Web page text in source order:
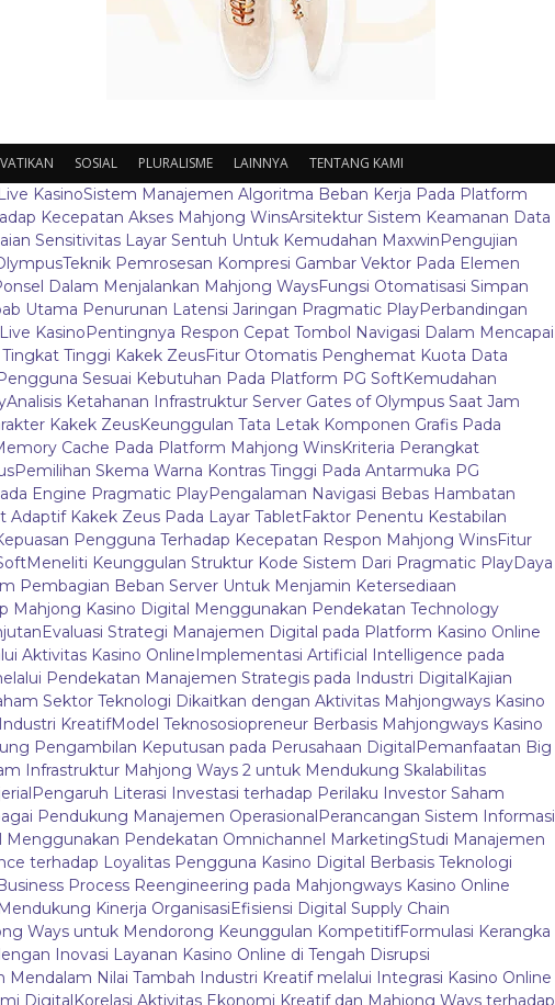
VATIKAN SOSIAL PLURALISME LAINNYA TENTANG KAMI
KasinoSistem Manajemen Algoritma Beban Kerja Pada Platform
Kecepatan Akses Mahjong WinsArsitektur Sistem Keamanan Data
Sensitivitas Layar Sentuh Untuk Kemudahan MaxwinPengujian
Teknik Pemrosesan Kompresi Gambar Vektor Pada Elemen
Dalam Menjalankan Mahjong WaysFungsi Otomatisasi Simpan
Utama Penurunan Latensi Jaringan Pragmatic PlayPerbandingan
KasinoPentingnya Respon Cepat Tombol Navigasi Dalam Mencapai
Tinggi Kakek ZeusFitur Otomatis Penghemat Kuota Data
Sesuai Kebutuhan Pada Platform PG SoftKemudahan
Analisis Ketahanan Infrastruktur Server Gates of Olympus Saat Jam
Kakek ZeusKeunggulan Tata Letak Komponen Grafis Pada
Cache Pada Platform Mahjong WinsKriteria Perangkat
Pemilihan Skema Warna Kontras Tinggi Pada Antarmuka PG
Engine Pragmatic PlayPengalaman Navigasi Bebas Hambatan
Adaptif Kakek Zeus Pada Layar TabletFaktor Penentu Kestabilan
Pengguna Terhadap Kecepatan Respon Mahjong WinsFitur
Meneliti Keunggulan Struktur Kode Sistem Dari Pragmatic PlayDaya
Pembagian Beban Server Untuk Menjamin Ketersediaan
Mahjong Kasino Digital Menggunakan Pendekatan Technology
Evaluasi Strategi Manajemen Digital pada Platform Kasino Online
Aktivitas Kasino OnlineImplementasi Artificial Intelligence pada
Pendekatan Manajemen Strategis pada Industri DigitalKajian
Sektor Teknologi Dikaitkan dengan Aktivitas Mahjongways Kasino
KreatifModel Teknososiopreneur Berbasis Mahjongways Kasino
Pengambilan Keputusan pada Perusahaan DigitalPemanfaatan Big
Infrastruktur Mahjong Ways 2 untuk Mendukung Skalabilitas
Pengaruh Literasi Investasi terhadap Perilaku Investor Saham
Pendukung Manajemen OperasionalPerancangan Sistem Informasi
Menggunakan Pendekatan Omnichannel MarketingStudi Manajemen
terhadap Loyalitas Pengguna Kasino Digital Berbasis Teknologi
Process Reengineering pada Mahjongways Kasino Online
Kinerja OrganisasiEfisiensi Digital Supply Chain
Ways untuk Mendorong Keunggulan KompetitifFormulasi Kerangka
Inovasi Layanan Kasino Online di Tengah Disrupsi
Mendalam Nilai Tambah Industri Kreatif melalui Integrasi Kasino Online
DigitalKorelasi Aktivitas Ekonomi Kreatif dan Mahjong Ways terhadap